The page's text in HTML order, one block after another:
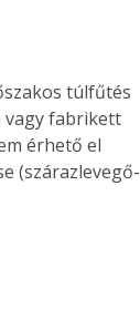
túlfűtés
vagy fabrikett
érhető el
(szárazlevegő-